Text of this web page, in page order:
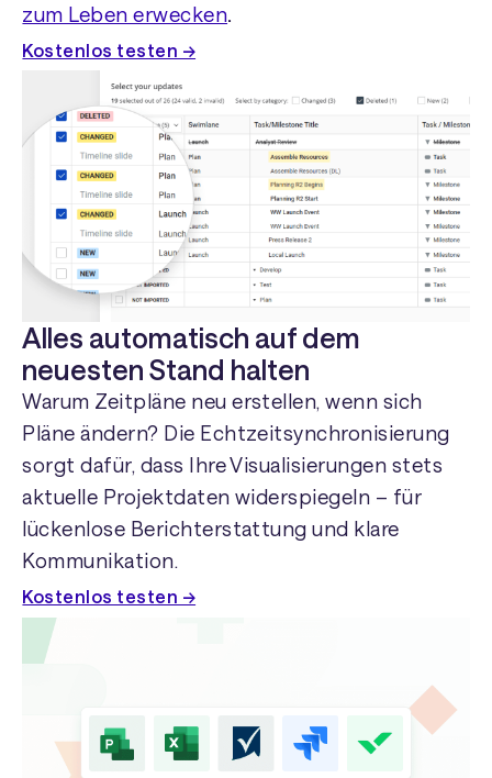
zum Leben erwecken.
Kostenlos testen →
Alles automatisch auf dem
neuesten Stand halten
Warum Zeitpläne neu erstellen, wenn sich
Pläne ändern? Die Echtzeitsynchronisierung
sorgt dafür, dass Ihre Visualisierungen stets
aktuelle Projektdaten widerspiegeln – für
lückenlose Berichterstattung und klare
Kommunikation.
Kostenlos testen →